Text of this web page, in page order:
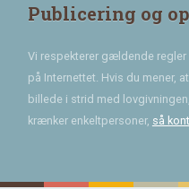
Publicering og
Vi respekterer gældende
på Internettet. Hvis du mener,
billede i strid med
krænker enkeltpersoner, så